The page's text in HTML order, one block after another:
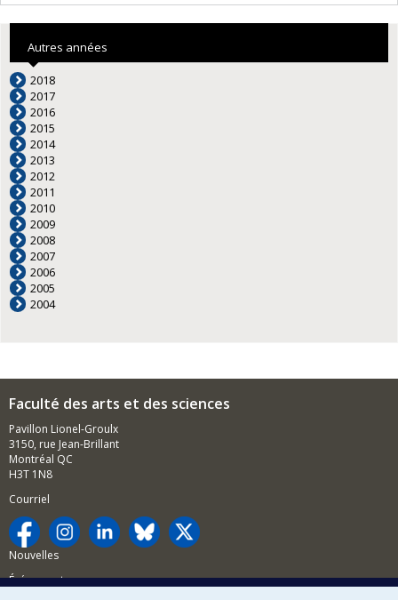
Autres années
2018
2017
2016
2015
2014
2013
2012
2011
2010
2009
2008
2007
2006
2005
2004
Faculté des arts et des sciences
Pavillon Lionel-Groulx
3150, rue Jean-Brillant
Montréal QC
H3T 1N8
Courriel
Nouvelles
Événements